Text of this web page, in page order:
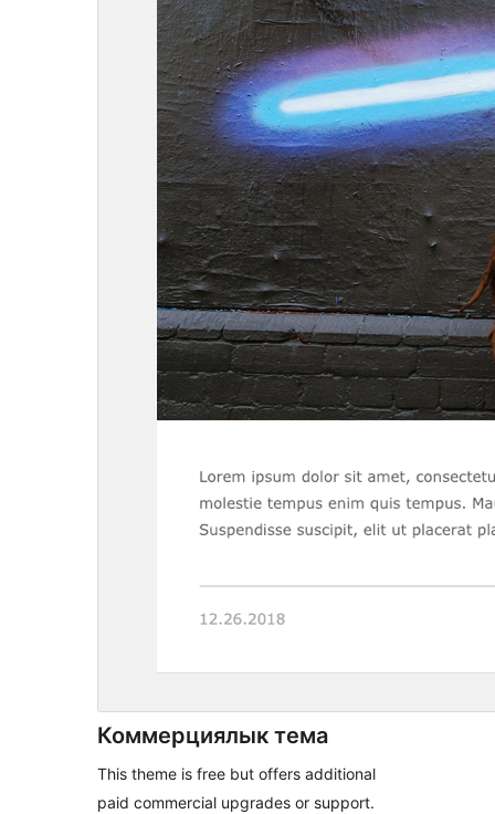
Коммерциялык тема
This theme is free but offers additional
paid commercial upgrades or support.